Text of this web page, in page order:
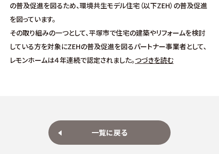
注文・規格住宅
∟はじめての方へ
∟保証・アフターフォロー
の普及促進を図るため、環境共生モデル住宅（以下ZEH）の普及促進
を図っています。
その取り組みの一つとして、平塚市で住宅の建築やリフォームを検討
している方を対象にZEHの普及促進を図るパートナー事業者として、
レモンホームは４年連続で認定されました。つづきを読む
一覧に戻る